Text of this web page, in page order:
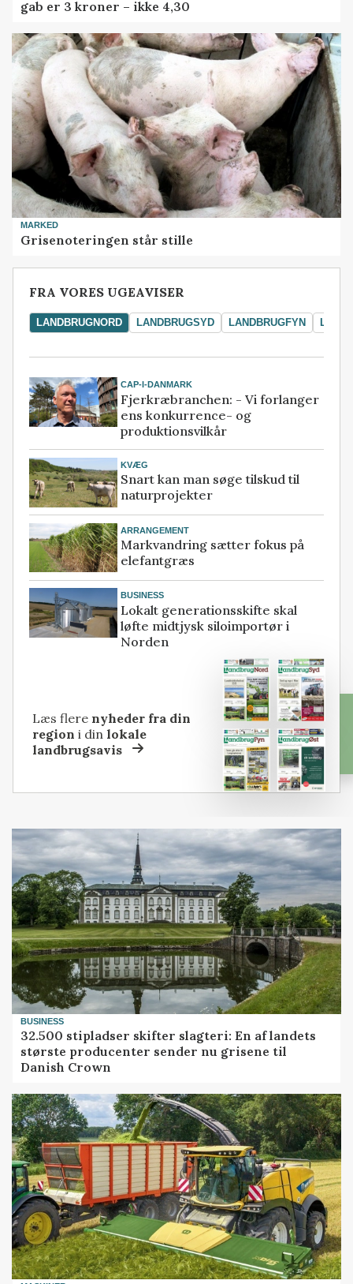
gab er 3 kroner – ikke 4,30
MARKED
Grisenoteringen står stille
FRA VORES UGEAVISER
LANDBRUGNORD LANDBRUGSYD LANDBRUGFYN
CAP-I-DANMARK
Fjerkræbranchen: - Vi forlanger
ens konkurrence- og
produktionsvilkår
KVÆG
Snart kan man søge tilskud til
naturprojekter
ARRANGEMENT
Markvandring sætter fokus på
elefantgræs
BUSINESS
Lokalt generationsskifte skal
løfte midtjysk siloimportør i
Norden
Læs flere nyheder fra din
region i dinlokale
landbrugsavis
BUSINESS
32.500 stipladser skifter slagteri: En af landets
største producenter sender nu grisene til
Danish Crown